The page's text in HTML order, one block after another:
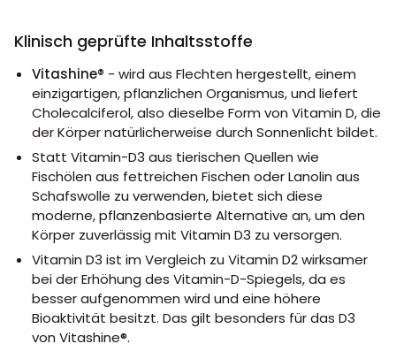
Klinisch geprüfte Inhaltsstoffe
Vitashine® - wird aus Flechten hergestellt, einem
einzigartigen, pflanzlichen Organismus, und liefert
Cholecalciferol, also dieselbe Form von Vitamin D, die
der Körper natürlicherweise durch Sonnenlicht bildet.
Statt Vitamin-D3 aus tierischen Quellen wie
Fischölen aus fettreichen Fischen oder Lanolin aus
Schafswolle zu verwenden, bietet sich diese
moderne, pflanzenbasierte Alternative an, um den
Körper zuverlässig mit Vitamin D3 zu versorgen.
Vitamin D3 ist im Vergleich zu Vitamin D2 wirksamer
bei der Erhöhung des Vitamin-D-Spiegels, da es
besser aufgenommen wird und eine höhere
Bioaktivität besitzt. Das gilt besonders für das D3
von Vitashine®.